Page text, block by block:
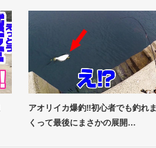
アオリイカ爆釣‼初心者でも釣れま
くって最後にまさかの展開…